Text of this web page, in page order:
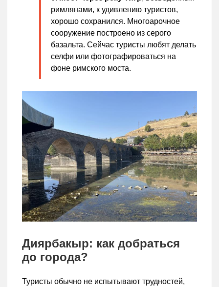
римлянами, к удивлению туристов,
хорошо сохранился. Многоарочное
сооружение построено из серого
базальта. Сейчас туристы любят делать
селфи или фотографироваться на
фоне римского моста.
Диярбакыр: как добраться
до города?
Туристы обычно не испытывают трудностей,